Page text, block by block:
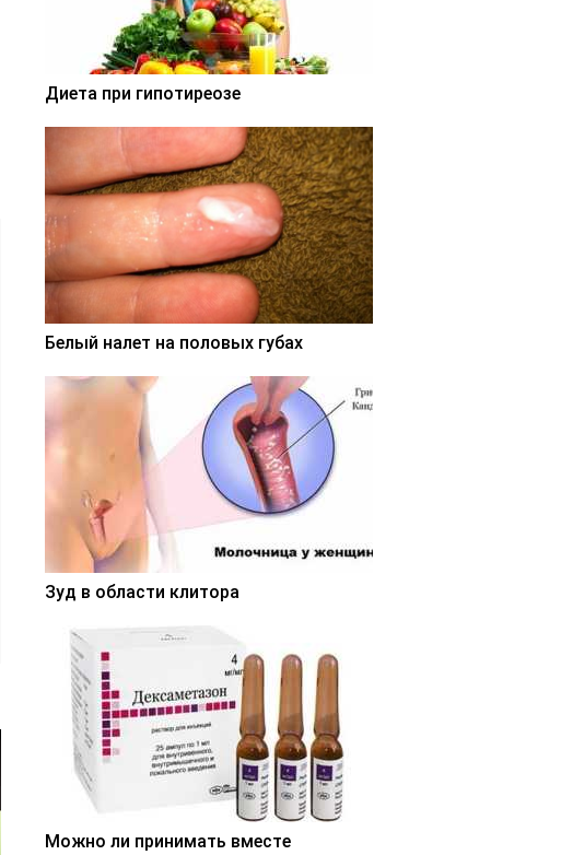
Диета при гипотиреозе
Белый налет на половых губах
Зуд в области клитора
Можно ли принимать вместе